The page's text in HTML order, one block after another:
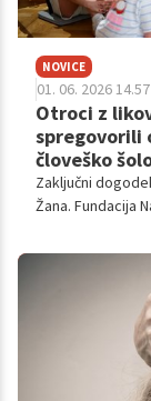
NOVICE
01. 06. 2026 14.57
Otroci z
spregovorili
človeško
Zaključni
Žana. Fundacija
programa Od
likovnih del
bila